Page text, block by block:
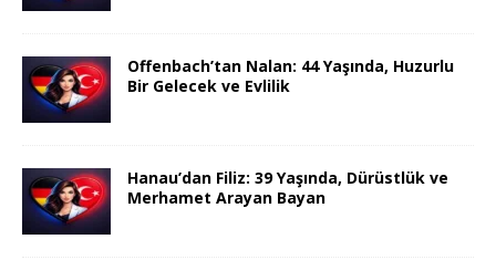
Offenbach’tan Nalan: 44 Yaşında, Huzurlu
Bir Gelecek ve Evlilik
Hanau’dan Filiz: 39 Yaşında, Dürüstlük ve
Merhamet Arayan Bayan